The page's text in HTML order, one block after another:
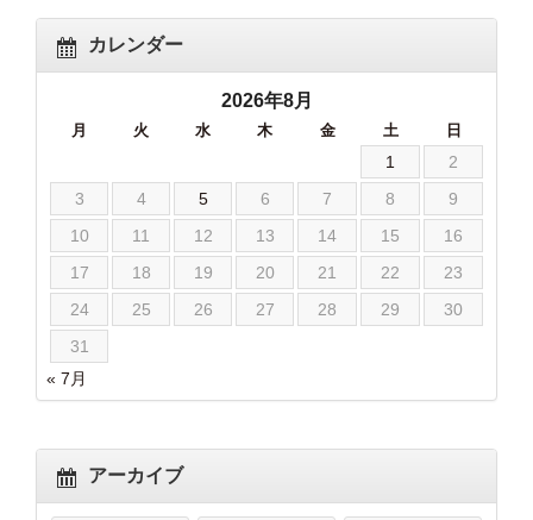
カレンダー
2026年8月
月 火 水 木 金 土 日
1
2
3
4 5 6 7 8
9
10
11 12 13 14 15
16
17
18 19 20 21 22
23
24
25 26 27 28 29
30
31
« 7月
アーカイブ